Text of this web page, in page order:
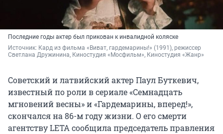
Последние годы актер был прикован к инвалидной коляске
Источник: Кард из фильма «Виват, гардемарины!» (1991), режиссер
Светлана Дружинина, Киностудия «Мосфильм», Киностудия «Жанр»
Советский и латвийский актер Паул Буткевич,
известный по роли в сериале «Семнадцать
мгновений весны» и «Гардемарины, вперед!»,
скончался на 86-м году жизни. О его смерти
агентству LETA сообщила председатель правления